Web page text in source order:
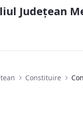
Județean
Constituire